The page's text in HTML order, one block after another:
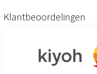
Klantbeoordelingen